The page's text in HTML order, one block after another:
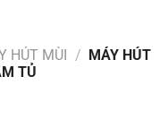
HÚT MÙI / MÁY HÚT
TỦ